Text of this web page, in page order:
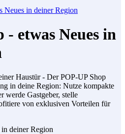
Neues in deiner Region
- etwas Neues in
Haustür - Der POP-UP Shop
in deine Region: Nutze kompakte
werde Gastgeber, stelle
von exklusiven Vorteilen für
deiner Region